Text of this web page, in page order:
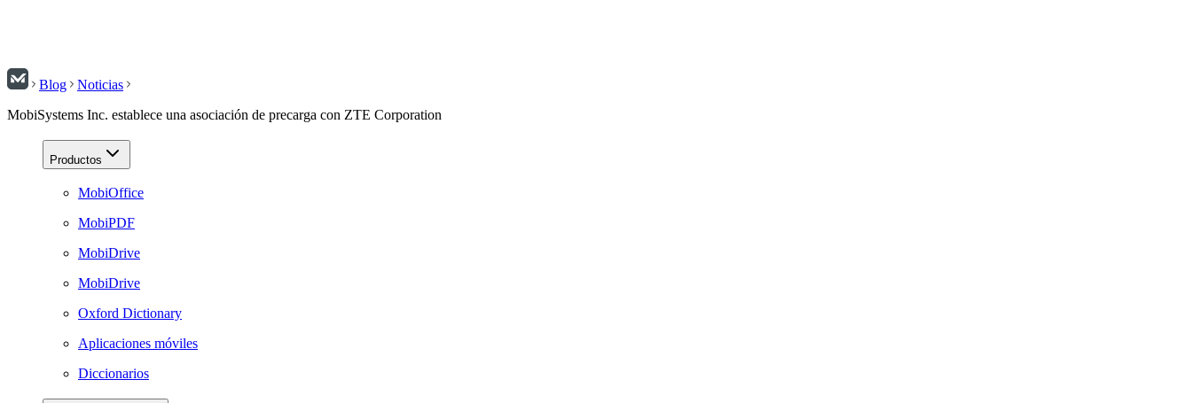
Blog
Noticias
MobiSystems Inc. establece una asociación de precarga con ZTE Corporation
Productos
MobiOffice
MobiPDF
MobiDrive
MobiDrive
Oxford Dictionary
Aplicaciones móviles
Diccionarios